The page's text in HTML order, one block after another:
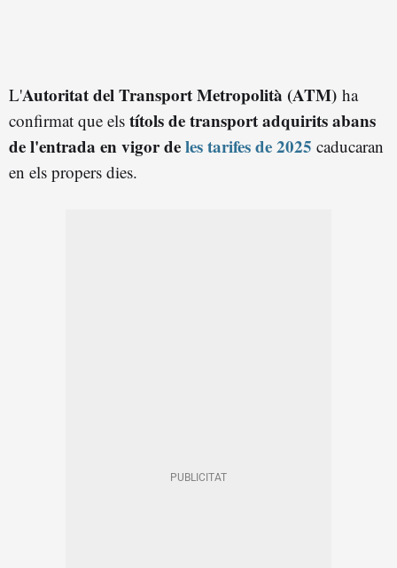
L'Autoritat del Transport Metropolità (ATM) ha
confirmat que els títols de transport adquirits abans
de l'entrada en vigor deles tarifes de 2025 caducaran
en els propers dies.